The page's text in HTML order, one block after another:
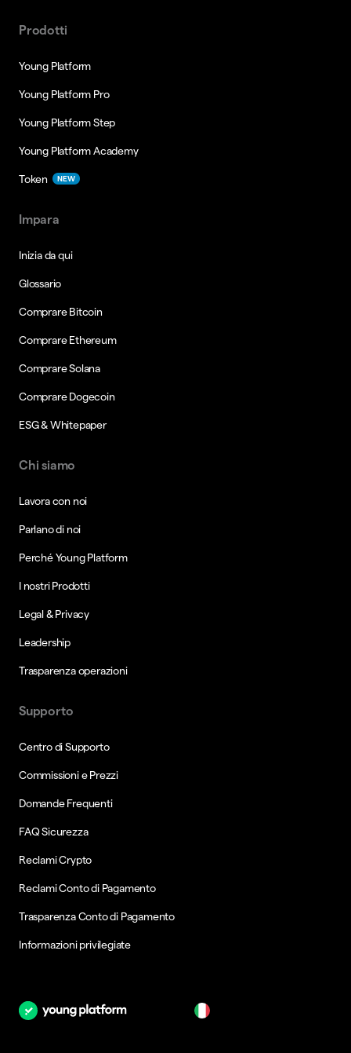
Prodotti
Young Platform
Young Platform Pro
Young Platform Step
Young Platform Academy
Token NEW
Impara
Inizia da qui
Glossario
Comprare Bitcoin
Comprare Ethereum
Comprare Solana
Comprare Dogecoin
ESG & Whitepaper
Chi siamo
Lavora con noi
Parlano di noi
Perché Young Platform
I nostri Prodotti
Legal & Privacy
Leadership
Trasparenza operazioni
Supporto
Centro di Supporto
Commissioni e Prezzi
Domande Frequenti
FAQ Sicurezza
Reclami Crypto
Reclami Conto di Pagamento
Trasparenza Conto di Pagamento
Informazioni privilegiate